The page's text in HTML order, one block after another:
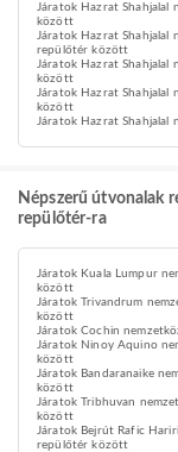
Járatok Hazrat Shahjalal
között
Járatok Hazrat Shahjalal
repülőtér között
Járatok Hazrat Shahjalal
között
Járatok Hazrat Shahjalal
között
Járatok Hazrat Shahjalal
Népszerű útvonalak
repülőtér-ra
Járatok Kuala Lumpur
között
Járatok Trivandrum
között
Járatok Cochin
Járatok Ninoy Aquino
között
Járatok Bandaranaike
között
Járatok Tribhuvan
között
Járatok Bejrút Rafic
repülőtér között